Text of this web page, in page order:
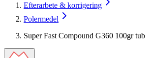
Efterarbete & korrigering
Polermedel
Super Fast Compound G360 100gr tub